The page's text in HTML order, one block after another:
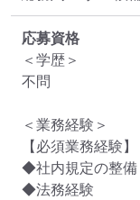
応募資格
＜学歴＞
不問
＜業務経験＞
【必須業務経験】
◆社内規定の整備
◆法務経験